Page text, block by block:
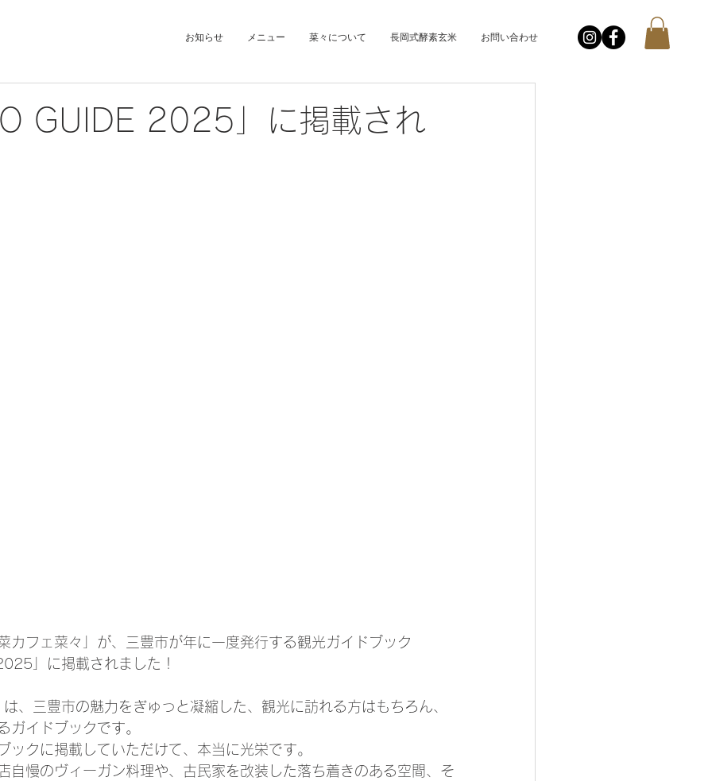
お知らせ メニュー 菜々について 長岡式酵素玄米 お問い合わせ
GUIDE 2025」に掲載され
カフェ菜々」が、三豊市が年に一度発行する観光ガイドブック
」に掲載されました！
は、三豊市の魅力をぎゅっと凝縮した、観光に訪れる方はもちろん、
ガイドブックです。
ックに掲載していただけて、本当に光栄です。
自慢のヴィーガン料理や、古民家を改装した落ち着きのある空間、そ